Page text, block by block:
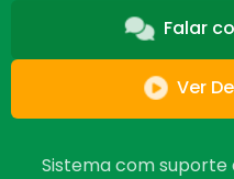
Falar
Ver
Sistema com suporte